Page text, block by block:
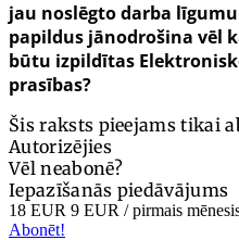
jau noslēgto darba
papildus jānodrošina vēl
būtu izpildītas
prasības?
Šis raksts pieejams tikai
Autorizējies
Vēl neabonē?
Iepazīšanās piedāvājums
18 EUR 9 EUR / pirmais
Abonēt!